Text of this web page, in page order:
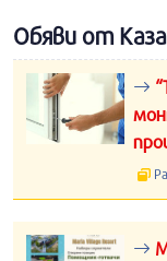
Обяви от